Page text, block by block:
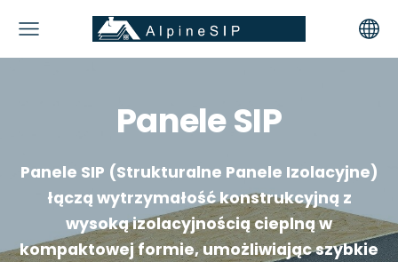
Panele SIP
Panele SIP (Strukturalne Panele Izolacyjne)
łączą wytrzymałość konstrukcyjną z
wysoką izolacyjnością cieplną w
kompaktowej formie, umożliwiając szybkie